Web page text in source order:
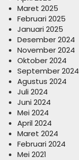
Maret 2025
Februari 2025
Januari 2025
Desember 2024
November 2024
Oktober 2024
September 2024
Agustus 2024
Juli 2024
Juni 2024
Mei 2024
April 2024
Maret 2024
Februari 2024
Mei 2021